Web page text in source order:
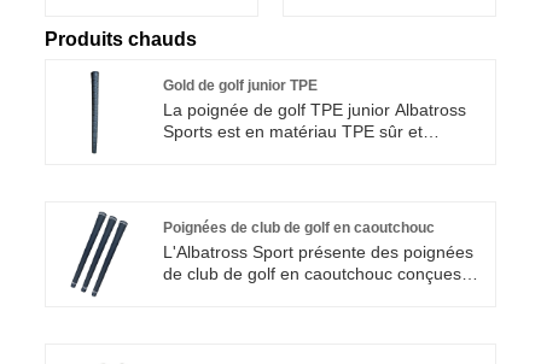
Produits chauds
Gold de golf junior TPE
La poignée de golf TPE junior Albatross
Sports est en matériau TPE sûr et
normes les plus élevées et offre aux
jeunes golfeurs une durabilité, un confort
et d'excellentes performances dans
toutes les conditions climatiques.
Poignées de club de golf en caoutchouc
L'Albatross Sport présente des poignées
de club de golf en caoutchouc conçues